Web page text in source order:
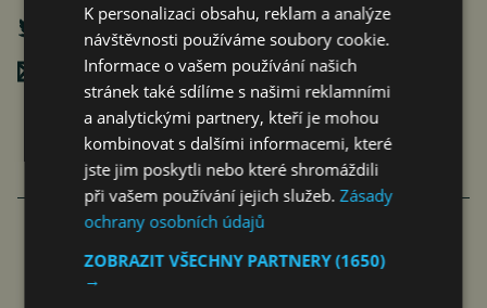
Poslat mailem
VÍCE ČLÁNKŮ O EKONOMICE
LIDÉ PŘIŠKRTILI SVOU SPOTŘEBU
K personalizaci obsahu, reklam a analýze
návštěvnosti používáme soubory cookie.
Informace o vašem používání našich
stránek také sdílíme s našimi reklamními
a analytickými partnery, kteří je mohou
kombinovat s dalšími informacemi, které
jste jim poskytli nebo které shromáždili
při vašem používání jejich služeb.Zásady
ochrany osobních údajů
ZOBRAZIT VŠECHNY PARTNERY(1650)
→